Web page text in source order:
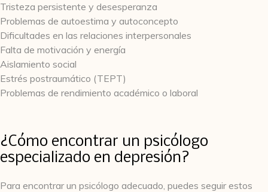
Tristeza persistente y desesperanza
Problemas de autoestima y autoconcepto
Dificultades en las relaciones interpersonales
Falta de motivación y energía
Aislamiento social
Estrés postraumático (TEPT)
Problemas de rendimiento académico o laboral
¿Cómo encontrar un psicólogo
especializado en depresión?
Para encontrar un psicólogo adecuado, puedes seguir estos